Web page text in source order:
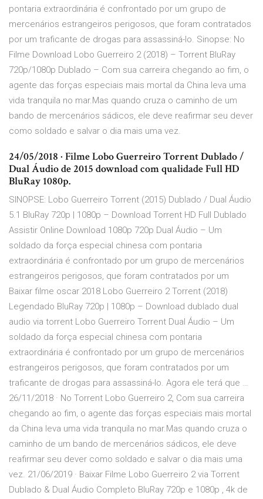
pontaria extraordinária é confrontado por um grupo de
mercenários estrangeiros perigosos, que foram contratados
por um traficante de drogas para assassiná-lo. Sinopse: No
Filme Download Lobo Guerreiro 2 (2018) – Torrent BluRay
720p/1080p Dublado – Com sua carreira chegando ao fim, o
agente das forças especiais mais mortal da China leva uma
vida tranquila no mar.Mas quando cruza o caminho de um
bando de mercenários sádicos, ele deve reafirmar seu dever
como soldado e salvar o dia mais uma vez.
24/05/2018 · Filme Lobo Guerreiro Torrent Dublado /
Dual Áudio de 2015 download com qualidade Full HD
BluRay 1080p.
SINOPSE: Lobo Guerreiro Torrent (2015) Dublado / Dual Áudio
5.1 BluRay 720p | 1080p – Download Torrent HD Full Dublado
Assistir Online Download 1080p 720p Dual Áudio – Um
soldado da força especial chinesa com pontaria
extraordinária é confrontado por um grupo de mercenários
estrangeiros perigosos, que foram contratados por um
Baixar filme oscar 2018 Lobo Guerreiro 2 Torrent (2018)
Legendado BluRay 720p | 1080p – Download dublado dual
audio via torrent Lobo Guerreiro Torrent Dual Áudio – Um
soldado da força especial chinesa com pontaria
extraordinária é confrontado por um grupo de mercenários
estrangeiros perigosos, que foram contratados por um
traficante de drogas para assassiná-lo. Agora ele terá que …
26/11/2018 · No Torrent Lobo Guerreiro 2, Com sua carreira
chegando ao fim, o agente das forças especiais mais mortal
da China leva uma vida tranquila no mar.Mas quando cruza o
caminho de um bando de mercenários sádicos, ele deve
reafirmar seu dever como soldado e salvar o dia mais uma
vez. 21/06/2019 · Baixar Filme Lobo Guerreiro 2 via Torrent
Dublado & Dual Áudio Completo BluRay 720p e 1080p , 4k de